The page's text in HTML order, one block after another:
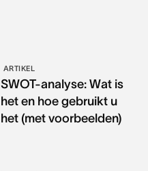
ARTIKEL
SWOT-analyse: Wat is
het en hoe gebruikt u
het (met voorbeelden)